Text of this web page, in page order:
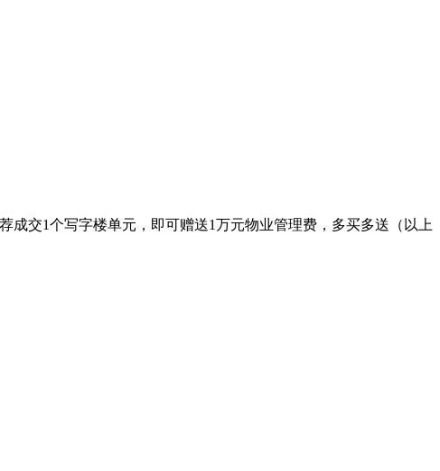
成交1个写字楼单元，即可赠送1万元物业管理费，多买多送（以上